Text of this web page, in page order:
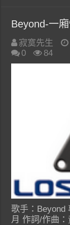
Beyond-一
寂寞先生
0
84
歌手：Beyond
月 作詞/作曲